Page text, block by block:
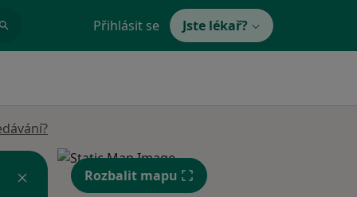
Přihlásit se Jste lékař?
Rozbalit mapu